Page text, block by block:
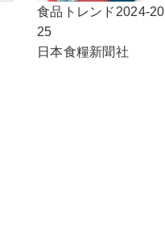
食品トレンド2024-20
25
日本食糧新聞社